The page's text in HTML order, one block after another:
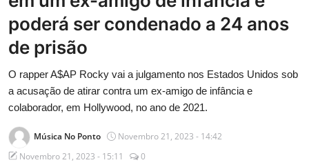
Mundo
poderá ser condenado a 24 anos
de prisão
O rapper A$AP Rocky vai a julgamento nos Estados Unidos sob
a acusação de atirar contra um ex-amigo de infância e
colaborador, em Hollywood, no ano de 2021.
Música No Ponto
Novembro 21, 2023 - 14:42
Novembro 21, 2023 - 15:11
0